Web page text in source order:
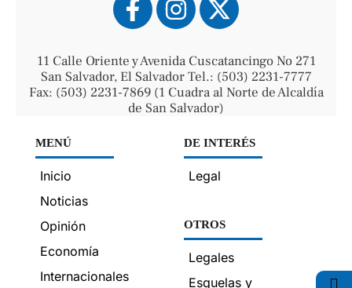
11 Calle Oriente y Avenida Cuscatancingo No 271
San Salvador, El Salvador Tel.: (503) 2231-7777
Fax: (503) 2231-7869 (1 Cuadra al Norte de Alcaldía
de San Salvador)
MENÚ
Inicio
Noticias
Opinión
Economía
Internacionales
DE INTERÉS
Legal
OTROS
Legales
Esquelas y